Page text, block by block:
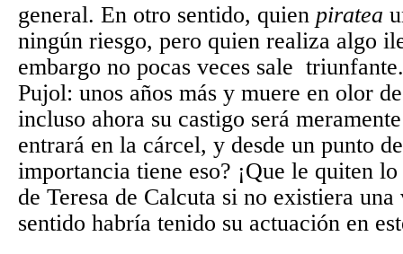
general. En otro sentido, quien piratea
ningún riesgo, pero quien realiza algo
embargo no pocas veces sale
Pujol: unos años más y muere en olor
incluso ahora su castigo será
entrará en la cárcel, y desde un punto
importancia tiene eso? ¡Que le quiten
de Teresa de Calcuta si no existiera
sentido habría tenido su actuación en